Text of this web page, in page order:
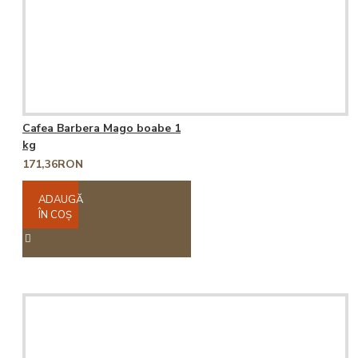
Cafea Barbera Mago boabe 1
kg
171,36RON
ADAUGĂ
ÎN COŞ